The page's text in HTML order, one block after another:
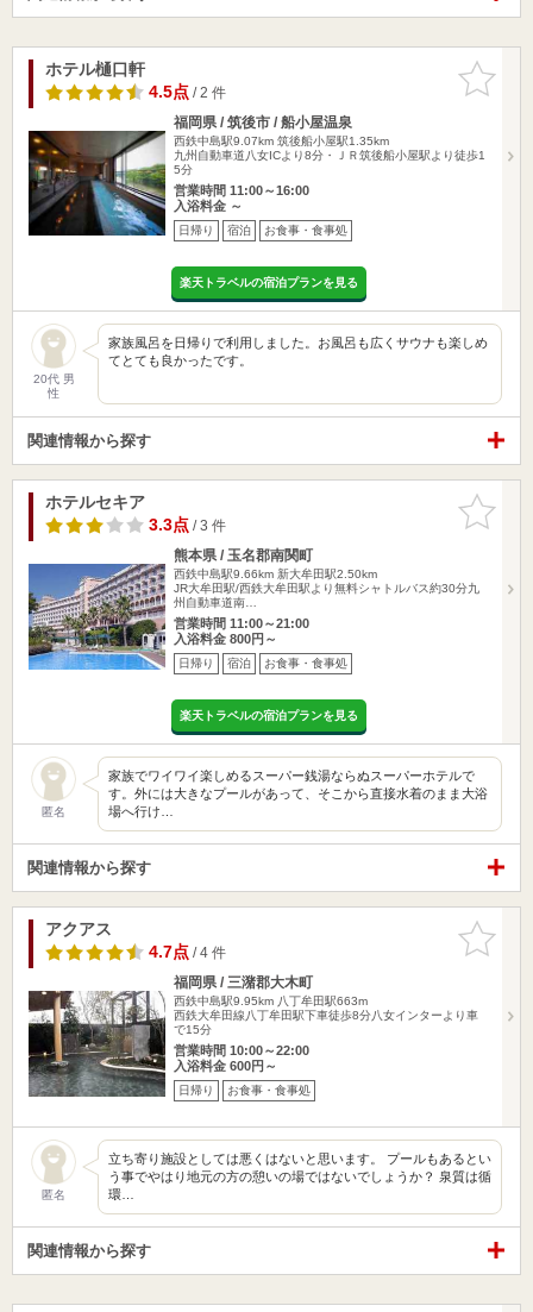
お気に入
りに追加
ホテル樋口軒
4.5点/ 2 件
福岡県 / 筑後市 / 船小屋温泉
西鉄中島駅9.07km 筑後船小屋駅1.35km
九州自動車道八女ICより8分・ＪＲ筑後船小屋駅より徒歩1
5分
営業時間 11:00～16:00
入浴料金 ～
日帰り 宿泊 お食事・食事処
楽天トラベルの宿泊プランを見る
20代 男
性
家族風呂を日帰りで利用しました。お風呂も広くサウナも楽しめ
てとても良かったです。
関連情報から探す
お気に入
りに追加
ホテルセキア
3.3点/ 3 件
熊本県 / 玉名郡南関町
西鉄中島駅9.66km 新大牟田駅2.50km
JR大牟田駅/西鉄大牟田駅より無料シャトルバス約30分九
州自動車道南…
営業時間 11:00～21:00
入浴料金 800円～
日帰り 宿泊 お食事・食事処
楽天トラベルの宿泊プランを見る
匿名
家族でワイワイ楽しめるスーパー銭湯ならぬスーパーホテルで
す。外には大きなプールがあって、そこから直接水着のまま大浴
場へ行け…
関連情報から探す
お気に入
りに追加
アクアス
4.7点/ 4 件
福岡県 / 三潴郡大木町
西鉄中島駅9.95km 八丁牟田駅663m
西鉄大牟田線八丁牟田駅下車徒歩8分八女インターより車
で15分
営業時間 10:00～22:00
入浴料金 600円～
日帰り お食事・食事処
匿名
立ち寄り施設としては悪くはないと思います。 プールもあるとい
う事でやはり地元の方の憩いの場ではないでしょうか？ 泉質は循
環…
関連情報から探す